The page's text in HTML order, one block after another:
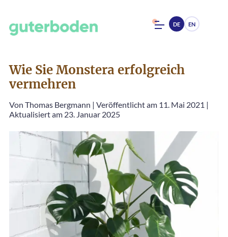
DE EN
Wie Sie Monstera erfolgreich
vermehren
Von Thomas Bergmann | Veröffentlicht am 11. Mai 2021 |
Aktualisiert am 23. Januar 2025